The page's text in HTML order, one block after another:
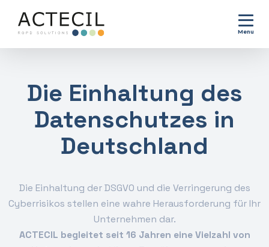
Menu
Die Einhaltung des
Datenschutzes in
Deutschland
Die Einhaltung der DSGVO und die Verringerung des
Cyberrisikos stellen eine wahre Herausforderung für Ihr
Unternehmen dar.
ACTECIL begleitet seit 16 Jahren eine Vielzahl von